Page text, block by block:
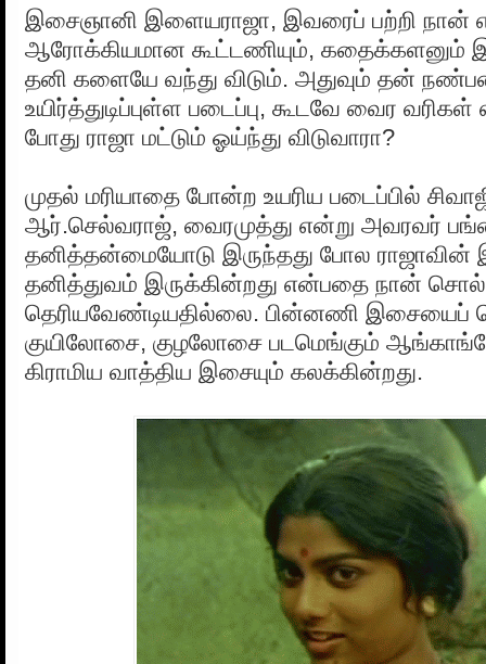
இசைஞானி இளையராஜா, இவரைப் பற்றி
ஆரோக்கியமான கூட்டணியும், கதைக்களனும்
தனி களையே வந்து விடும். அதுவும் தன்
உயிர்த்துடிப்புள்ள படைப்பு, கூடவே வைர
போது ராஜா மட்டும் ஓய்ந்து விடுவாரா?
முதல் மரியாதை போன்ற உயரிய படைப்பில்
ஆர்.செல்வராஜ், வைரமுத்து என்று அவரவர்
தனித்தன்மையோடு இருந்தது போல ராஜாவின்
தனித்துவம் இருக்கின்றது என்பதை நான்
தெரியவேண்டியதில்லை. பின்னணி இசையைப்
குயிலோசை, குழலோசை படமெங்கும்
கிராமிய வாத்திய இசையும் கலக்கின்றது.